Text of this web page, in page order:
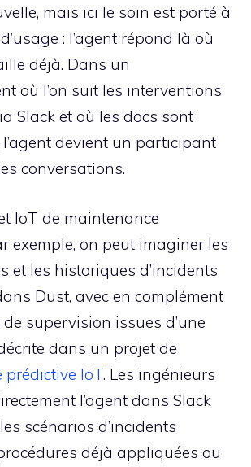
mais ici le soin est porté à
: l’agent répond là où
déjà. Dans un
où l’on suit les interventions
Slack et où les docs sont
devient un participant
conversations.
IoT de maintenance
exemple, on peut imaginer les
et les historiques d’incidents
Dust, avec en complément
supervision issues d’une
dans un projet de
prédictive IoT. Les ingénieurs
l’agent dans Slack
scénarios d’incidents
déjà appliquées ou